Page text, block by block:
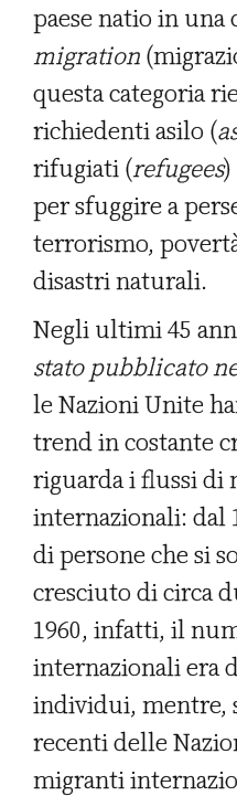
paese natio in una
migration
questa categoria
richiedenti asilo (
rifugiati (refugees
per sfuggire a
terrorismo,
disastri naturali.
Negli ultimi 45
stato pubblicato
le Nazioni Unite
trend in costante
riguarda i flussi di
internazionali: dal
di persone che si
cresciuto di circa
1960, infatti, il
internazionali era
individui, mentre,
recenti delle
migranti